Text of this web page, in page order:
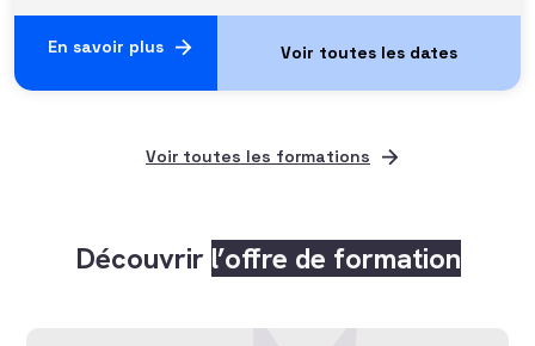
En savoir plus
Voir toutes les formations
Découvrir l’offre de formation